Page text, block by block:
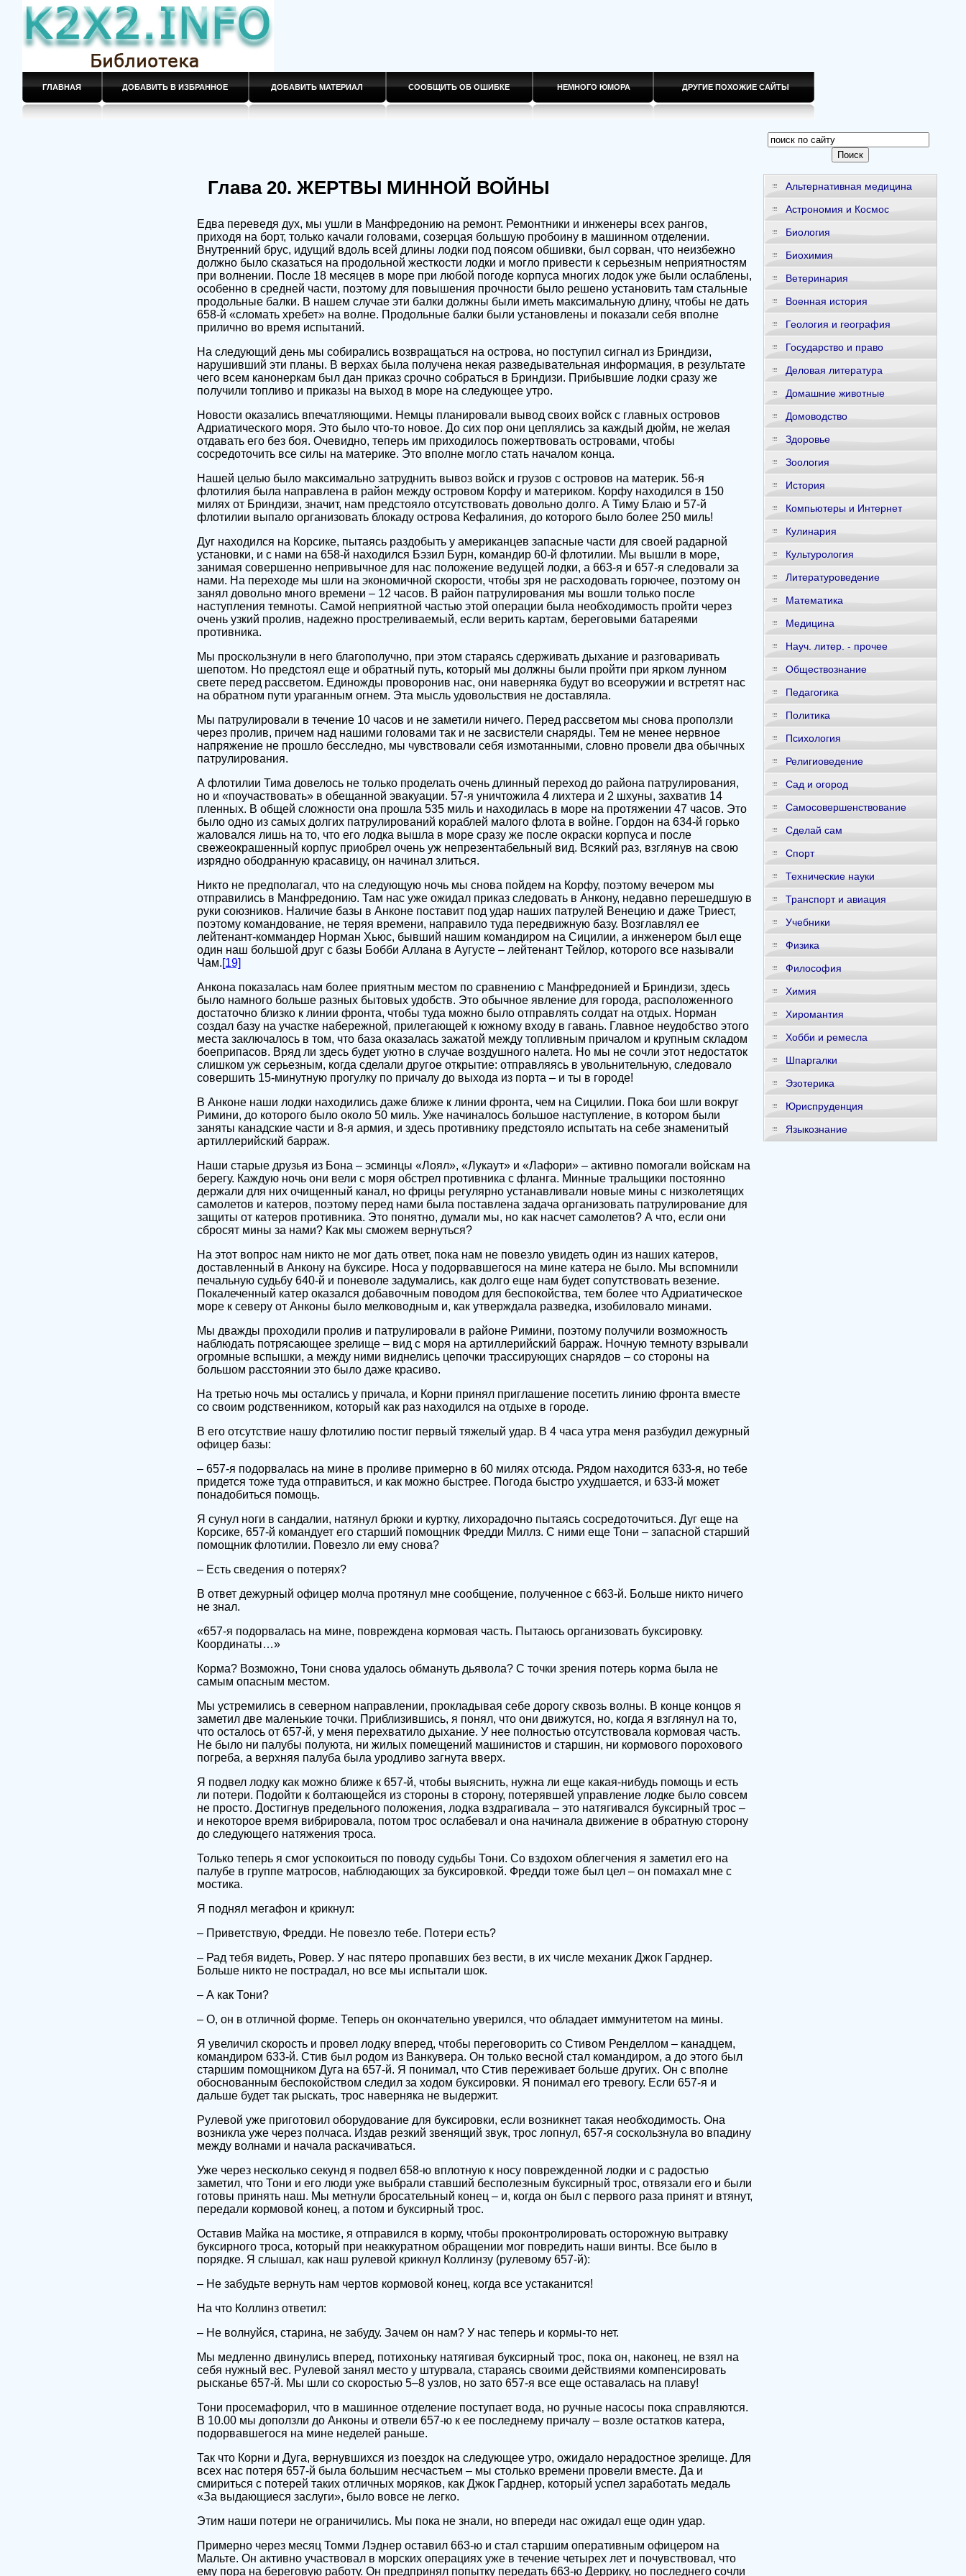
ГЛАВНАЯ ДОБАВИТЬ В ИЗБРАННОЕ ДОБАВИТЬ МАТЕРИАЛ СООБЩИТЬ ОБ ОШИБКЕ НЕМНОГО ЮМОРА ДРУГИЕ ПОХОЖИЕ САЙТЫ
Глава 20. ЖЕРТВЫ МИННОЙ ВОЙНЫ
Едва переведя дух, мы ушли в Манфредонию на ремонт. Ремонтники и инженеры всех рангов,
приходя на борт, только качали головами, созерцая большую пробоину в машинном отделении.
Внутренний брус, идущий вдоль всей длины лодки под поясом обшивки, был сорван, что неизбежно
должно было сказаться на продольной жесткости лодки и могло привести к серьезным неприятностям
при волнении. После 18 месяцев в море при любой погоде корпуса многих лодок уже были ослаблены,
особенно в средней части, поэтому для повышения прочности было решено установить там стальные
продольные балки. В нашем случае эти балки должны были иметь максимальную длину, чтобы не дать
658-й «сломать хребет» на волне. Продольные балки были установлены и показали себя вполне
прилично во время испытаний.
На следующий день мы собирались возвращаться на острова, но поступил сигнал из Бриндизи,
нарушивший эти планы. В верхах была получена некая разведывательная информация, в результате
чего всем канонеркам был дан приказ срочно собраться в Бриндизи. Прибывшие лодки сразу же
получили топливо и приказы на выход в море на следующее утро.
Новости оказались впечатляющими. Немцы планировали вывод своих войск с главных островов
Адриатического моря. Это было что-то новое. До сих пор они цеплялись за каждый дюйм, не желая
отдавать его без боя. Очевидно, теперь им приходилось пожертвовать островами, чтобы
сосредоточить все силы на материке. Это вполне могло стать началом конца.
Нашей целью было максимально затруднить вывоз войск и грузов с островов на материк. 56-я
флотилия была направлена в район между островом Корфу и материком. Корфу находился в 150
милях от Бриндизи, значит, нам предстояло отсутствовать довольно долго. А Тиму Блаю и 57-й
флотилии выпало организовать блокаду острова Кефалиния, до которого было более 250 миль!
Дуг находился на Корсике, пытаясь раздобыть у американцев запасные части для своей радарной
установки, и с нами на 658-й находился Бэзил Бурн, командир 60-й флотилии. Мы вышли в море,
занимая совершенно непривычное для нас положение ведущей лодки, а 663-я и 657-я следовали за
нами. На переходе мы шли на экономичной скорости, чтобы зря не расходовать горючее, поэтому он
занял довольно много времени – 12 часов. В район патрулирования мы вошли только после
наступления темноты. Самой неприятной частью этой операции была необходимость пройти через
очень узкий пролив, надежно простреливаемый, если верить картам, береговыми батареями
противника.
Мы проскользнули в него благополучно, при этом стараясь сдерживать дыхание и разговаривать
шепотом. Но предстоял еще и обратный путь, который мы должны были пройти при ярком лунном
свете перед рассветом. Единожды проворонив нас, они наверняка будут во всеоружии и встретят нас
на обратном пути ураганным огнем. Эта мысль удовольствия не доставляла.
Мы патрулировали в течение 10 часов и не заметили ничего. Перед рассветом мы снова проползли
через пролив, причем над нашими головами так и не засвистели снаряды. Тем не менее нервное
напряжение не прошло бесследно, мы чувствовали себя измотанными, словно провели два обычных
патрулирования.
А флотилии Тима довелось не только проделать очень длинный переход до района патрулирования,
но и «поучаствовать» в обещанной эвакуации. 57-я уничтожила 4 лихтера и 2 шхуны, захватив 14
пленных. В общей сложности она прошла 535 миль и находилась в море на протяжении 47 часов. Это
было одно из самых долгих патрулирований кораблей малого флота в войне. Гордон на 634-й горько
жаловался лишь на то, что его лодка вышла в море сразу же после окраски корпуса и после
свежеокрашенный корпус приобрел очень уж непрезентабельный вид. Всякий раз, взглянув на свою
изрядно ободранную красавицу, он начинал злиться.
Никто не предполагал, что на следующую ночь мы снова пойдем на Корфу, поэтому вечером мы
отправились в Манфредонию. Там нас уже ожидал приказ следовать в Анкону, недавно перешедшую в
руки союзников. Наличие базы в Анконе поставит под удар наших патрулей Венецию и даже Триест,
поэтому командование, не теряя времени, направило туда передвижную базу. Возглавлял ее
лейтенант-коммандер Норман Хьюс, бывший нашим командиром на Сицилии, а инженером был еще
один наш большой друг с базы Бобби Аллана в Аугусте – лейтенант Тейлор, которого все называли
Чам.[19]
Анкона показалась нам более приятным местом по сравнению с Манфредонией и Бриндизи, здесь
было намного больше разных бытовых удобств. Это обычное явление для города, расположенного
достаточно близко к линии фронта, чтобы туда можно было отправлять солдат на отдых. Норман
создал базу на участке набережной, прилегающей к южному входу в гавань. Главное неудобство этого
места заключалось в том, что база оказалась зажатой между топливным причалом и крупным складом
боеприпасов. Вряд ли здесь будет уютно в случае воздушного налета. Но мы не сочли этот недостаток
слишком уж серьезным, когда сделали другое открытие: отправляясь в увольнительную, следовало
совершить 15-минутную прогулку по причалу до выхода из порта – и ты в городе!
В Анконе наши лодки находились даже ближе к линии фронта, чем на Сицилии. Пока бои шли вокруг
Римини, до которого было около 50 миль. Уже начиналось большое наступление, в котором были
заняты канадские части и 8-я армия, и здесь противнику предстояло испытать на себе знаменитый
артиллерийский барраж.
Наши старые друзья из Бона – эсминцы «Лоял», «Лукаут» и «Лафори» – активно помогали войскам на
берегу. Каждую ночь они вели с моря обстрел противника с фланга. Минные тральщики постоянно
держали для них очищенный канал, но фрицы регулярно устанавливали новые мины с низколетящих
самолетов и катеров, поэтому перед нами была поставлена задача организовать патрулирование для
защиты от катеров противника. Это понятно, думали мы, но как насчет самолетов? А что, если они
сбросят мины за нами? Как мы сможем вернуться?
На этот вопрос нам никто не мог дать ответ, пока нам не повезло увидеть один из наших катеров,
доставленный в Анкону на буксире. Носа у подорвавшегося на мине катера не было. Мы вспомнили
печальную судьбу 640-й и поневоле задумались, как долго еще нам будет сопутствовать везение.
Покалеченный катер оказался добавочным поводом для беспокойства, тем более что Адриатическое
море к северу от Анконы было мелководным и, как утверждала разведка, изобиловало минами.
Мы дважды проходили пролив и патрулировали в районе Римини, поэтому получили возможность
наблюдать потрясающее зрелище – вид с моря на артиллерийский барраж. Ночную темноту взрывали
огромные вспышки, а между ними виднелись цепочки трассирующих снарядов – со стороны на
большом расстоянии это было даже красиво.
На третью ночь мы остались у причала, и Корни принял приглашение посетить линию фронта вместе
со своим родственником, который как раз находился на отдыхе в городе.
В его отсутствие нашу флотилию постиг первый тяжелый удар. В 4 часа утра меня разбудил дежурный
офицер базы:
– 657-я подорвалась на мине в проливе примерно в 60 милях отсюда. Рядом находится 633-я, но тебе
придется тоже туда отправиться, и как можно быстрее. Погода быстро ухудшается, и 633-й может
понадобиться помощь.
Я сунул ноги в сандалии, натянул брюки и куртку, лихорадочно пытаясь сосредоточиться. Дуг еще на
Корсике, 657-й командует его старший помощник Фредди Миллз. С ними еще Тони – запасной старший
помощник флотилии. Повезло ли ему снова?
– Есть сведения о потерях?
В ответ дежурный офицер молча протянул мне сообщение, полученное с 663-й. Больше никто ничего
не знал.
«657-я подорвалась на мине, повреждена кормовая часть. Пытаюсь организовать буксировку.
Координаты…»
Корма? Возможно, Тони снова удалось обмануть дьявола? С точки зрения потерь корма была не
самым опасным местом.
Мы устремились в северном направлении, прокладывая себе дорогу сквозь волны. В конце концов я
заметил две маленькие точки. Приблизившись, я понял, что они движутся, но, когда я взглянул на то,
что осталось от 657-й, у меня перехватило дыхание. У нее полностью отсутствовала кормовая часть.
Не было ни палубы полуюта, ни жилых помещений машинистов и старшин, ни кормового порохового
погреба, а верхняя палуба была уродливо загнута вверх.
Я подвел лодку как можно ближе к 657-й, чтобы выяснить, нужна ли еще какая-нибудь помощь и есть
ли потери. Подойти к болтающейся из стороны в сторону, потерявшей управление лодке было совсем
не просто. Достигнув предельного положения, лодка вздрагивала – это натягивался буксирный трос –
и некоторое время вибрировала, потом трос ослабевал и она начинала движение в обратную сторону
до следующего натяжения троса.
Только теперь я смог успокоиться по поводу судьбы Тони. Со вздохом облегчения я заметил его на
палубе в группе матросов, наблюдающих за буксировкой. Фредди тоже был цел – он помахал мне с
мостика.
Я поднял мегафон и крикнул:
– Приветствую, Фредди. Не повезло тебе. Потери есть?
– Рад тебя видеть, Ровер. У нас пятеро пропавших без вести, в их числе механик Джок Гарднер.
Больше никто не пострадал, но все мы испытали шок.
– А как Тони?
– О, он в отличной форме. Теперь он окончательно уверился, что обладает иммунитетом на мины.
Я увеличил скорость и провел лодку вперед, чтобы переговорить со Стивом Ренделлом – канадцем,
командиром 633-й. Стив был родом из Ванкувера. Он только весной стал командиром, а до этого был
старшим помощником Дуга на 657-й. Я понимал, что Стив переживает больше других. Он с вполне
обоснованным беспокойством следил за ходом буксировки. Я понимал его тревогу. Если 657-я и
дальше будет так рыскать, трос наверняка не выдержит.
Рулевой уже приготовил оборудование для буксировки, если возникнет такая необходимость. Она
возникла уже через полчаса. Издав резкий звенящий звук, трос лопнул, 657-я соскользнула во впадину
между волнами и начала раскачиваться.
Уже через несколько секунд я подвел 658-ю вплотную к носу поврежденной лодки и с радостью
заметил, что Тони и его люди уже выбрали ставший бесполезным буксирный трос, отвязали его и были
готовы принять наш. Мы метнули бросательный конец – и, когда он был с первого раза принят и втянут,
передали кормовой конец, а потом и буксирный трос.
Оставив Майка на мостике, я отправился в корму, чтобы проконтролировать осторожную вытравку
буксирного троса, который при неаккуратном обращении мог повредить наши винты. Все было в
порядке. Я слышал, как наш рулевой крикнул Коллинзу (рулевому 657-й):
– Не забудьте вернуть нам чертов кормовой конец, когда все устаканится!
На что Коллинз ответил:
– Не волнуйся, старина, не забуду. Зачем он нам? У нас теперь и кормы-то нет.
Мы медленно двинулись вперед, потихоньку натягивая буксирный трос, пока он, наконец, не взял на
себя нужный вес. Рулевой занял место у штурвала, стараясь своими действиями компенсировать
рысканье 657-й. Мы шли со скоростью 5–8 узлов, но зато 657-я все еще оставалась на плаву!
Тони просемафорил, что в машинное отделение поступает вода, но ручные насосы пока справляются.
В 10.00 мы доползли до Анконы и отвели 657-ю к ее последнему причалу – возле остатков катера,
подорвавшегося на мине неделей раньше.
Так что Корни и Дуга, вернувшихся из поездок на следующее утро, ожидало нерадостное зрелище. Для
всех нас потеря 657-й была большим несчастьем – мы столько времени провели вместе. Да и
смириться с потерей таких отличных моряков, как Джок Гарднер, который успел заработать медаль
«За выдающиеся заслуги», было вовсе не легко.
Этим наши потери не ограничились. Мы пока не знали, но впереди нас ожидал еще один удар.
Примерно через месяц Томми Лэднер оставил 663-ю и стал старшим оперативным офицером на
Мальте. Он активно участвовал в морских операциях уже в течение четырех лет и почувствовал, что
ему пора на береговую работу. Он предпринял попытку передать 663-ю Деррику, но последнего сочли
Альтернативная медицина
Астрономия и Космос
Биология
Биохимия
Ветеринария
Военная история
Геология и география
Государство и право
Деловая литература
Домашние животные
Домоводство
Здоровье
Зоология
История
Компьютеры и Интернет
Кулинария
Культурология
Литературоведение
Математика
Медицина
Науч. литер. - прочее
Обществознание
Педагогика
Политика
Психология
Религиоведение
Сад и огород
Самосовершенствование
Сделай сам
Спорт
Технические науки
Транспорт и авиация
Учебники
Физика
Философия
Химия
Хиромантия
Хобби и ремесла
Шпаргалки
Эзотерика
Юриспруденция
Языкознание